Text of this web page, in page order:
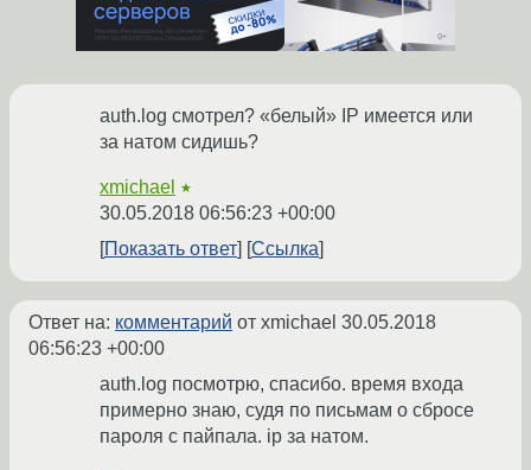
auth.log смотрел? «белый» IP имеется или
за натом сидишь?
xmichael ★
30.05.2018 06:56:23 +00:00
Показать ответ
Ссылка
Ответ на: комментарий от xmichael 30.05.2018
06:56:23 +00:00
auth.log посмотрю, спасибо. время входа
примерно знаю, судя по письмам о сбросе
пароля с пайпала. ip за натом.